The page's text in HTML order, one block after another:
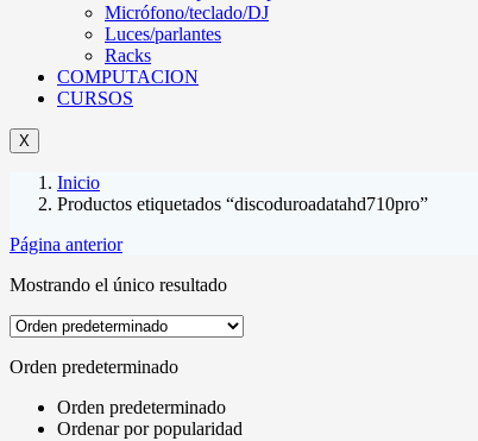
Micrófono/teclado/DJ
Luces/parlantes
Racks
COMPUTACION
CURSOS
X
Inicio
Productos etiquetados “discoduroadatahd710pro”
Página anterior
Mostrando el único resultado
Orden predeterminado
Orden predeterminado
Ordenar por popularidad